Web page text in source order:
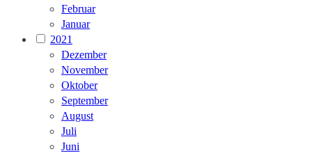
Februar
Januar
2021
Dezember
November
Oktober
September
August
Juli
Juni